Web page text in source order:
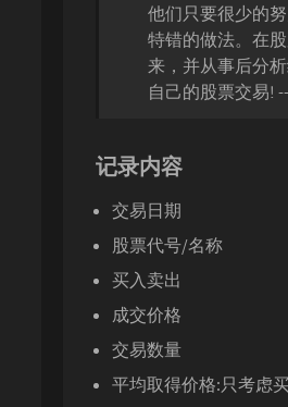
他们只要很少的
特错的做法。在
来，并从事后分
自己的股票交易!
记录内容
交易日期
股票代号/名称
买入卖出
成交价格
交易数量
平均取得价格:只考虑